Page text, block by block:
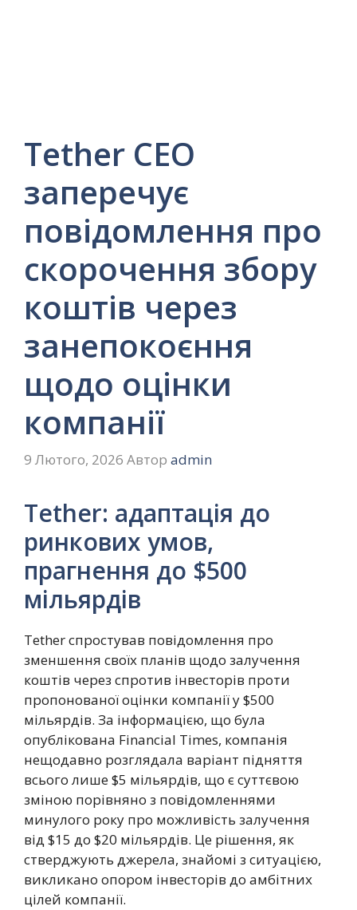
Tether CEO
заперечує
повідомлення про
скорочення збору
коштів через
занепокоєння
щодо оцінки
компанії
9 Лютого, 2026 Автор admin
Tether: адаптація до
ринкових умов,
прагнення до $500
мільярдів
Tether спростував повідомлення про
зменшення своїх планів щодо залучення
коштів через спротив інвесторів проти
пропонованої оцінки компанії у $500
мільярдів. За інформацією, що була
опублікована Financial Times, компанія
нещодавно розглядала варіант підняття
всього лише $5 мільярдів, що є суттєвою
зміною порівняно з повідомленнями
минулого року про можливість залучення
від $15 до $20 мільярдів. Це рішення, як
стверджують джерела, знайомі з ситуацією,
викликано опором інвесторів до амбітних
цілей компанії.